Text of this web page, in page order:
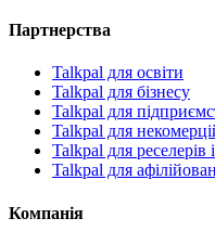
Партнерства
Talkpal для освіти
Talkpal для бізнесу
Talkpal для
Talkpal для
Talkpal для реселерів
Talkpal для
Компанія